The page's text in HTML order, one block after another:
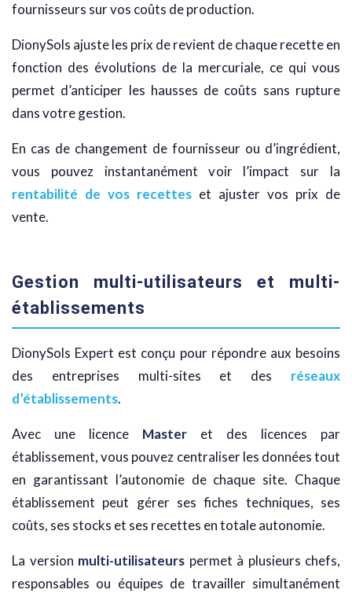
fournisseurs sur vos coûts de production.
DionySols ajuste les prix de revient de chaque recette en
fonction des évolutions de la mercuriale, ce qui vous
permet d’anticiper les hausses de coûts sans rupture
dans votre gestion.
En cas de changement de fournisseur ou d’ingrédient,
vous pouvez instantanément voir l’impact sur la
rentabilité de vos recettes et ajuster vos prix de
vente.
Gestion multi-utilisateurs et multi-
établissements
DionySols Expert est conçu pour répondre aux besoins
des entreprises multi-sites et des réseaux
d’établissements.
Avec une licence Master et des licences par
établissement, vous pouvez centraliser les données tout
en garantissant l’autonomie de chaque site. Chaque
établissement peut gérer ses fiches techniques, ses
coûts, ses stocks et ses recettes en totale autonomie.
La version multi-utilisateurs permet à plusieurs chefs,
responsables ou équipes de travailler simultanément